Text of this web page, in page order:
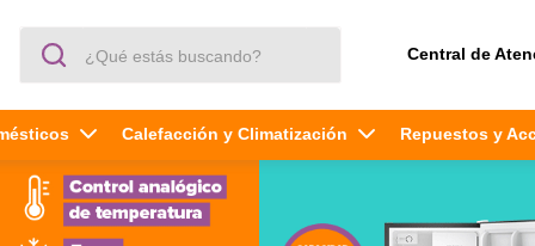
Central de
Calefacción y Climatización Repuestos y